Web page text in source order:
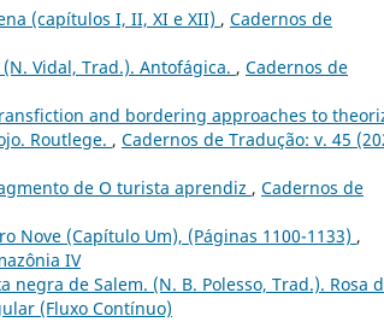
(capítulos I, II, XI e XII) , Cadernos de
Vidal, Trad.). Antofágica. , Cadernos de
and bordering approaches to
Routlege. , Cadernos de Tradução: v. 45
de O turista aprendiz , Cadernos de
Nove (Capítulo Um), (Páginas 1100-1133) ,
IV
negra de Salem. (N. B. Polesso, Trad.). Rosa
(Fluxo Contínuo)